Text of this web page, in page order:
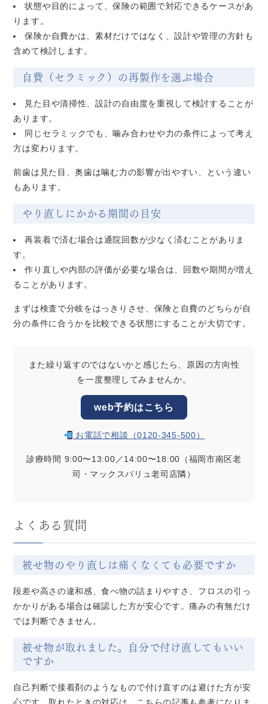
状態や目的によって、保険の範囲で対応できるケースがあ
ります。
保険か自費かは、素材だけではなく、設計や管理の方針も
含めて検討します。
自費（セラミック）の再製作を選ぶ場合
見た目や清掃性、設計の自由度を重視して検討することが
あります。
同じセラミックでも、噛み合わせや力の条件によって考え
方は変わります。
前歯は見た目、奥歯は噛む力の影響が出やすい、という違い
もあります。
やり直しにかかる期間の目安
再装着で済む場合は通院回数が少なく済むことがありま
す。
作り直しや内部の評価が必要な場合は、回数や期間が増え
ることがあります。
まずは検査で分岐をはっきりさせ、保険と自費のどちらが自
分の条件に合うかを比較できる状態にすることが大切です。
また繰り返すのではないかと感じたら、原因の方向性
を一度整理してみませんか。
web予約はこちら
お電話で相談（0120-345-500）
診療時間 9:00〜13:00／14:00〜18:00（福岡市南区老
司・マックスバリュ老司店隣）
よくある質問
被せ物のやり直しは痛くなくても必要ですか
段差や高さの違和感、食べ物の詰まりやすさ、フロスの引っ
かかりがある場合は確認した方が安心です。痛みの有無だけ
では判断できません。
被せ物が取れました。自分で付け直してもいい
ですか
自己判断で接着剤のようなもので付け直すのは避けた方が安